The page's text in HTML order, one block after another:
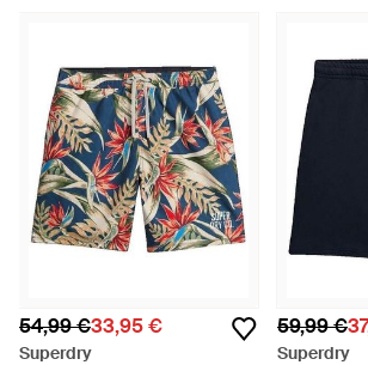
54,99 €33,95 €
Superdry
59,99 €
Superdry